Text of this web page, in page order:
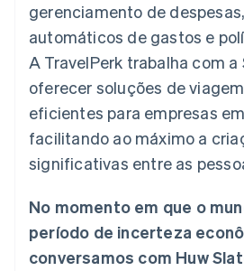
Otimizações
de aceitação
Checkout
acelerado
Connections
Dados de
vinculadas
Mais
Veja o que está chegando
Empresas de IA
Economia de
Jogos
Hospitalidade,
e lazer
Seguros
Mídia e
Organizações sem
Serviços
Setor público
Varejo
Recursos
Integrações de
aplicativos
Exemplos de
Blog de
desenvolvedores
Status da API
Contato
Fale com a equipe
vendas
gerenciamento de
automáticos de gastos e
A TravelPerk trabalha com a
oferecer soluções de
eficientes para empresas
facilitando ao máximo a
significativas entre as
No momento em que o
período de incerteza
conversamos com Huw